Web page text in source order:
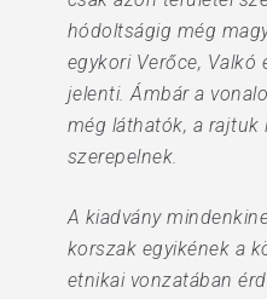
hódoltságig még
egykori Verőce, Valkó
jelenti. Ámbár a
még láthatók, a rajtuk
szerepelnek.
A kiadvány
korszak egyikének a
etnikai vonzatában